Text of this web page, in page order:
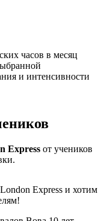
часов в месяц
и интенсивности
Express от учеников
Express и хотим